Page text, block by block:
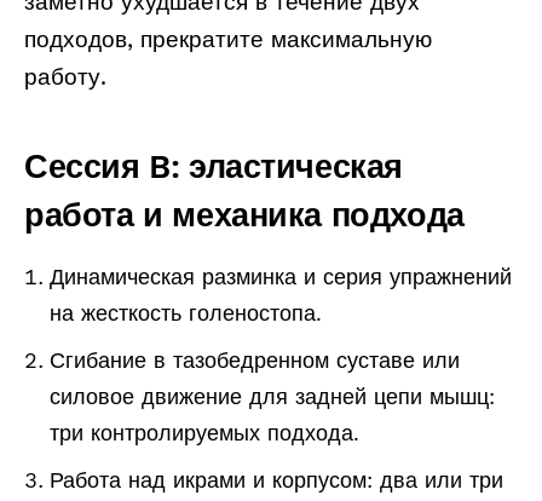
подходов, прекратите максимальную
работу.
Сессия B: эластическая
работа и механика подхода
Динамическая разминка и серия упражнений
на жесткость голеностопа.
Сгибание в тазобедренном суставе или
силовое движение для задней цепи мышц:
три контролируемых подхода.
Работа над икрами и корпусом: два или три